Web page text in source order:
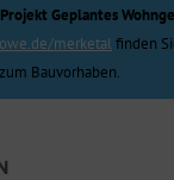
Geplantes
merketalfinden
Bauvorhaben.